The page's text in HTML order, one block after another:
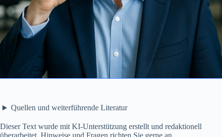
Quellen und weiterführende Literatur